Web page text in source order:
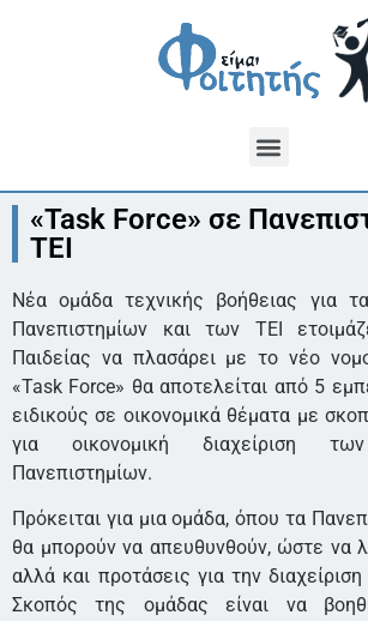
«Task Force» σε
ΤΕΙ
Νέα ομάδα τεχνικής βοήθειας για
Πανεπιστημίων και των ΤΕΙ
Παιδείας να πλασάρει με το νέο
«Task Force» θα αποτελείται από 5
ειδικούς σε οικονομικά θέματα με
για οικονομική διαχείριση
Πανεπιστημίων.
Πρόκειται για μια ομάδα, όπου τα
θα μπορούν να απευθυνθούν, ώστε να
αλλά και προτάσεις για την
Σκοπός της ομάδας είναι να